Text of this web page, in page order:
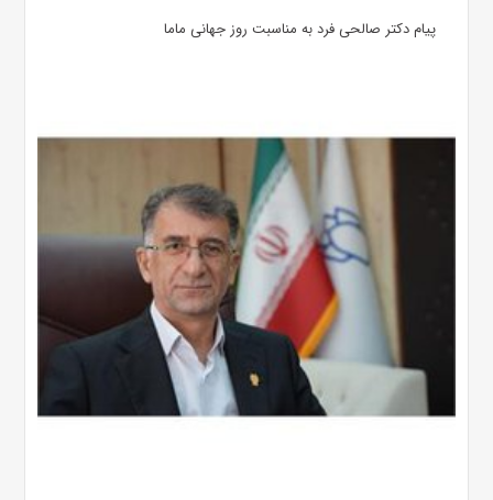
پیام دکتر صالحی فرد به مناسبت روز جهانی ماما